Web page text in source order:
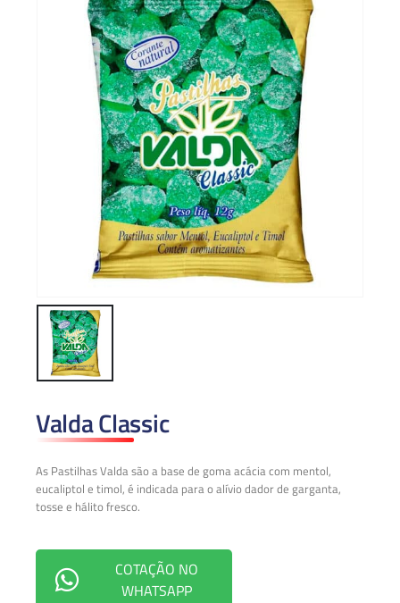
Valda Classic
As Pastilhas Valda são a base de goma acácia com mentol,
eucaliptol e timol, é indicada para o alívio dador de garganta,
tosse e hálito fresco.
COTAÇÃO NO
WHATSAPP